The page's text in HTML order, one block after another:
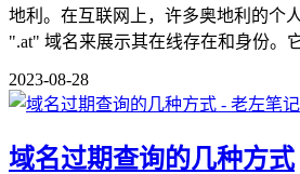
地利。在互联网上，许多奥地利的个
".at" 域名来展示其在线存在和身份。
2023-08-28
域名过期查询的几种方式